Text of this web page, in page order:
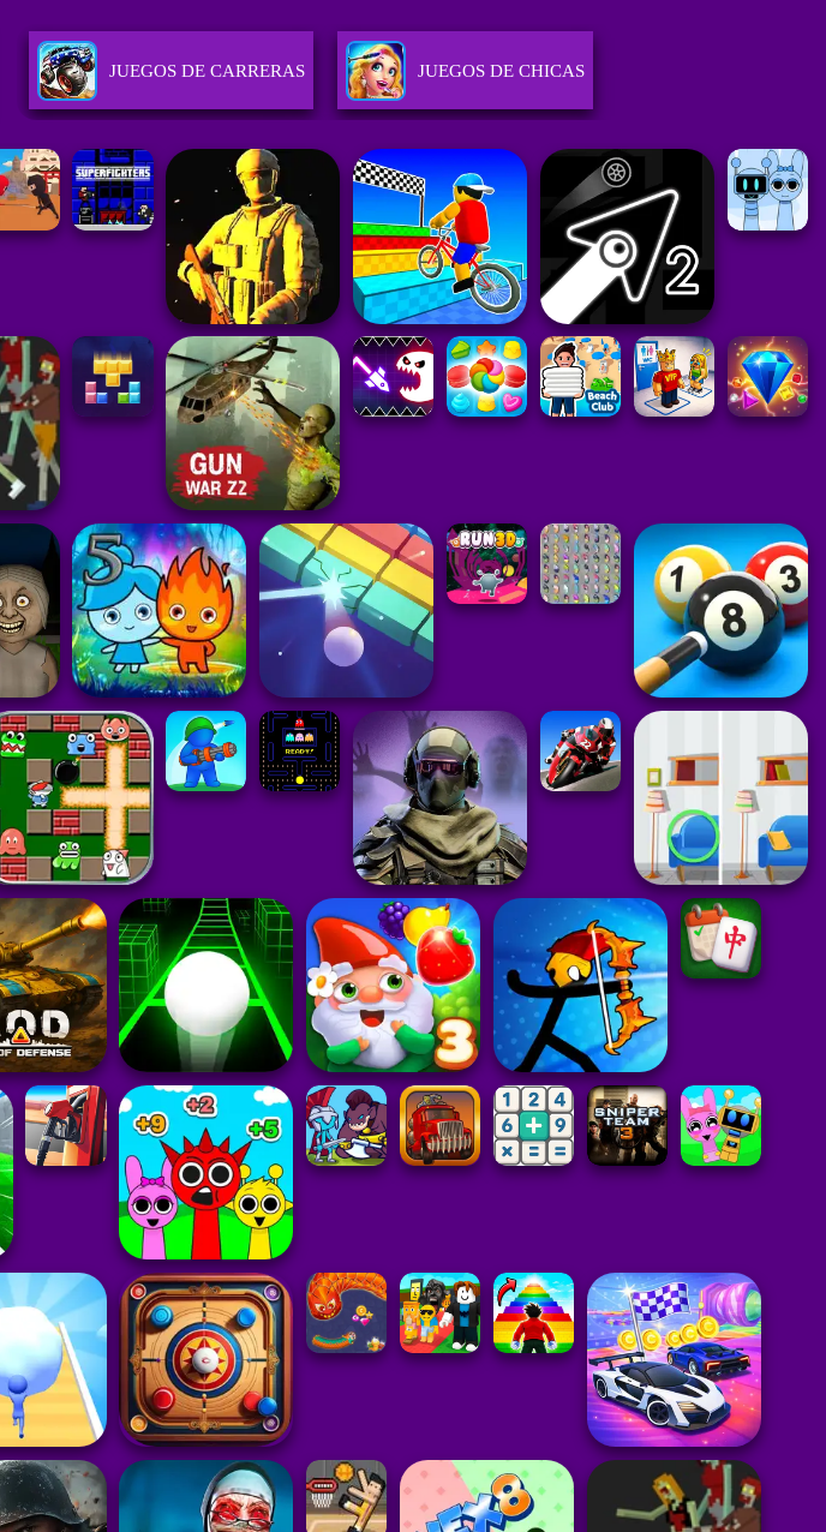
JUEGOS DE CARRERAS JUEGOS DE CHICAS
JUEGOS DE PUZZLE JUEGOS DE HABILIDAD
JUEGOS DE DEPORTES JUEGOS DE ESTRATEGIA
JUEGOS DE ACCIÓN